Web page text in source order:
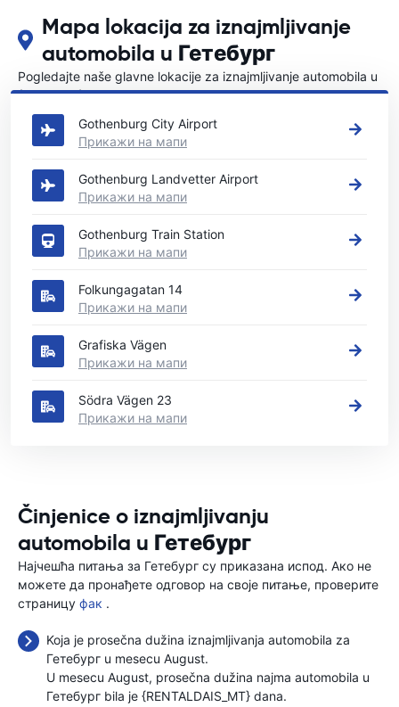
Mapa lokacija za iznajmljivanje
automobila u Гетебург
Pogledajte naše glavne lokacije za iznajmljivanje automobila u
{COUNTRI}
Gothenburg City Airport
Прикажи на мапи
Gothenburg Landvetter Airport
Прикажи на мапи
Gothenburg Train Station
Прикажи на мапи
Folkungagatan 14
Прикажи на мапи
Grafiska Vägen
Прикажи на мапи
Södra Vägen 23
Прикажи на мапи
Činjenice o iznajmljivanju
automobila u Гетебург
Најчешћа питања за Гетебург су приказана испод. Ако не
можете да пронађете одговор на своје питање, проверите
страницу фак .
Koja je prosečna dužina iznajmljivanja automobila za
Гетебург u mesecu August.
U mesecu August, prosečna dužina najma automobila u
Гетебург bila je {RENTALDAIS_MT} dana.